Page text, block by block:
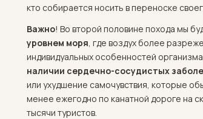
кто собирается носить в переноске
Важно! Во второй половине похода мы
уровнем моря, где воздух более
индивидуальных особенностей
наличии сердечно-сосудистых
или ухудшение самочувствия, которые
менее ежегодно по канатной дороге на
тысячи туристов.